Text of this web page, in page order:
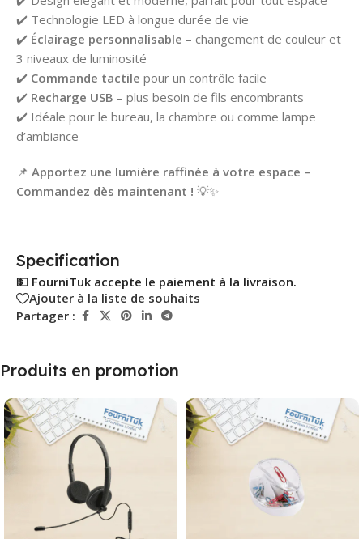
✔️ Technologie LED à longue durée de vie
✔️ Éclairage personnalisable – changement de couleur et
3 niveaux de luminosité
✔️ Commande tactile pour un contrôle facile
✔️ Recharge USB – plus besoin de fils encombrants
✔️ Idéale pour le bureau, la chambre ou comme lampe
d’ambiance
📌 Apportez une lumière raffinée à votre espace –
Commandez dès maintenant ! 💡✨
Specification
💵 FourniTuk accepte le paiement à la livraison.
Ajouter à la liste de souhaits
Partager :
Produits en promotion